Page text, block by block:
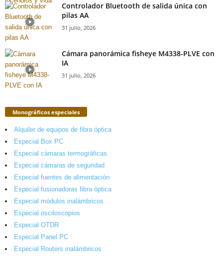
Controlador Bluetooth de salida única con
pilas AA
31 julio, 2026
Cámara panorámica fisheye M4338-PLVE con
IA
31 julio, 2026
Monográficos especiales
Alquiler de equipos de fibra óptica
Especial Box PC
Especial cámaras termográficas
Especial cámaras de seguridad
Especial fuentes de alimentación
Especial fusionadoras fibra óptica
Especial módulos inalámbricos
Especial osciloscopios
Especial OTDR
Especial Panel PC
Especial Routers inalámbricos